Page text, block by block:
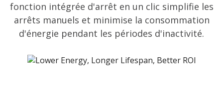
fonction intégrée d'arrêt en un clic simplifie les
arrêts manuels et minimise la consommation
d'énergie pendant les périodes d'inactivité.